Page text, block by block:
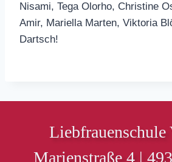
Nisami, Tega Olorho, Christine
Amir, Mariella Marten, Viktoria
Dartsch!
Liebfrauenschule
Marienstraße 4 |